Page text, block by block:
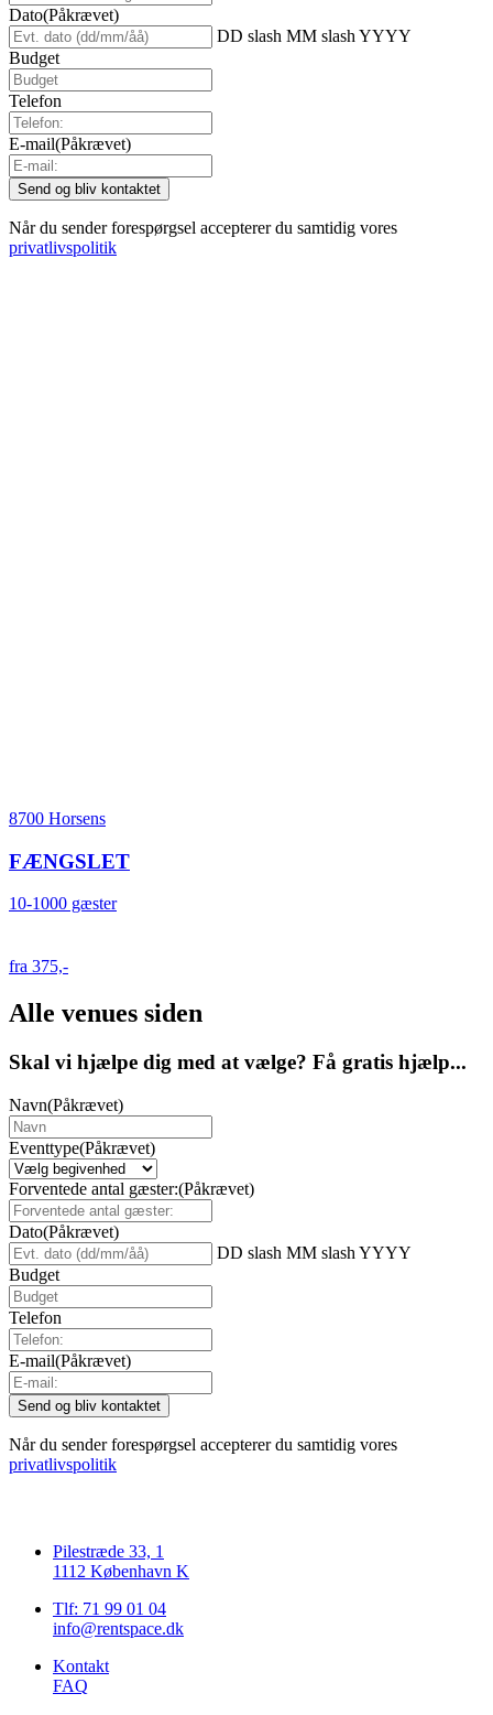
Dato(Påkrævet)
DD slash MM slash YYYY
Budget
Telefon
E-mail(Påkrævet)
Når du sender forespørgsel accepterer du samtidig vores
privatlivspolitik
8700 Horsens
FÆNGSLET
10-1000 gæster
fra 375,-
Alle venues siden
Skal vi hjælpe dig med at vælge? Få gratis hjælp...
Navn(Påkrævet)
Eventtype(Påkrævet)
Forventede antal gæster:(Påkrævet)
Dato(Påkrævet)
DD slash MM slash YYYY
Budget
Telefon
E-mail(Påkrævet)
Når du sender forespørgsel accepterer du samtidig vores
privatlivspolitik
Pilestræde 33, 1
1112 København K
Tlf: 71 99 01 04
info@rentspace.dk
Kontakt
FAQ